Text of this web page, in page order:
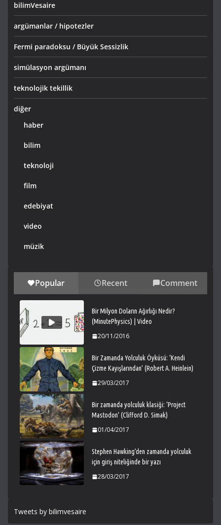
bilimVesaire
argümanlar / hipotezler
Fermi paradoksu / Büyük Sessizlik
simülasyon argümanı
teknolojik tekillik
diğer
haber
bilim
teknoloji
film
edebiyat
video
müzik
Popular Recent Comment
Bir Milyon Doların Ağırlığı Nedir?
(MinutePhysics) | Video
20/11/2016
Bir Zamanda Yolculuk Öyküsü: ‘Kendi
Çizme Kayışlarından’ (Robert A. Heinlein)
29/03/2017
Bir zamanda yolculuk klasiği: ‘Project
Mastodon’ (Clifford D. Simak)
01/04/2017
Stephen Hawking’den zamanda yolculuk
için giriş niteliğinde bir yazı
28/03/2017
Tweets by bilimvesaire